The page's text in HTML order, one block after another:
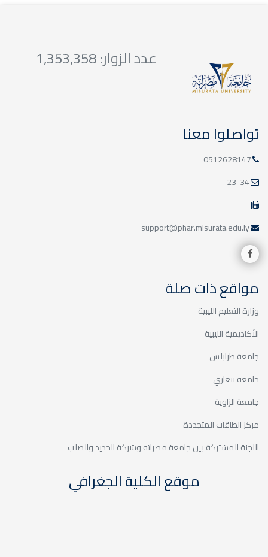
عدد الزوار: 1,353,358
تواصلوا معنا
0512628147
23-34
support@phar.misurata.edu.ly
مواقع ذات صلة
وزارة التعليم الليبية
الأكاديمية الليبية
جامعة طرابلس
جامعة بنغازي
جامعة الزاوية
مركز الطاقات المتجددة
اللجنة المشتركة بين جامعة مصراته وشركة الحديد والصلب
موقع الكلية الجغرافي